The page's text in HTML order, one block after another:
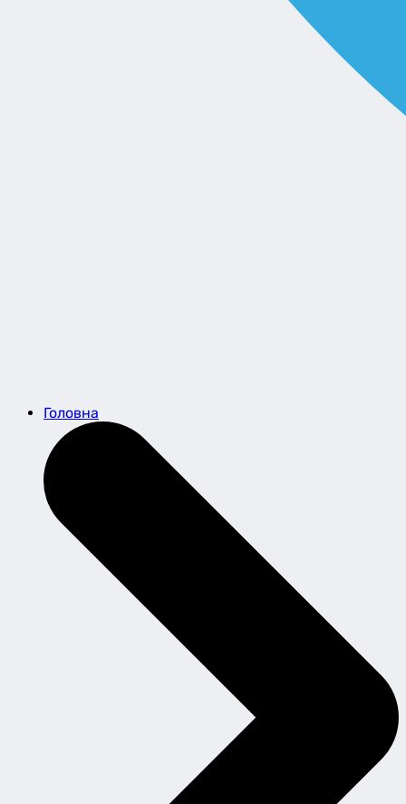
Головна